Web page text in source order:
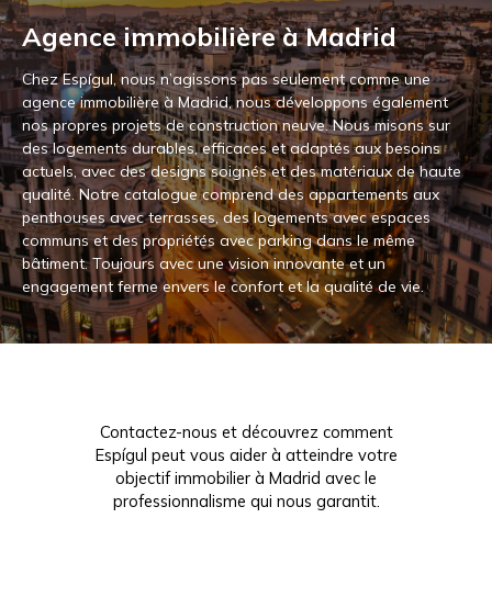
Agence immobilière à Madrid
Chez Espígul, nous n’agissons pas seulement comme une
agence immobilière à Madrid, nous développons également
nos propres projets de construction neuve. Nous misons sur
des logements durables, efficaces et adaptés aux besoins
actuels, avec des designs soignés et des matériaux de haute
qualité. Notre catalogue comprend des appartements aux
penthouses avec terrasses, des logements avec espaces
communs et des propriétés avec parking dans le même
bâtiment. Toujours avec une vision innovante et un
engagement ferme envers le confort et la qualité de vie.
Contactez-nous et découvrez comment
Espígul peut vous aider à atteindre votre
objectif immobilier à Madrid avec le
professionnalisme qui nous garantit.